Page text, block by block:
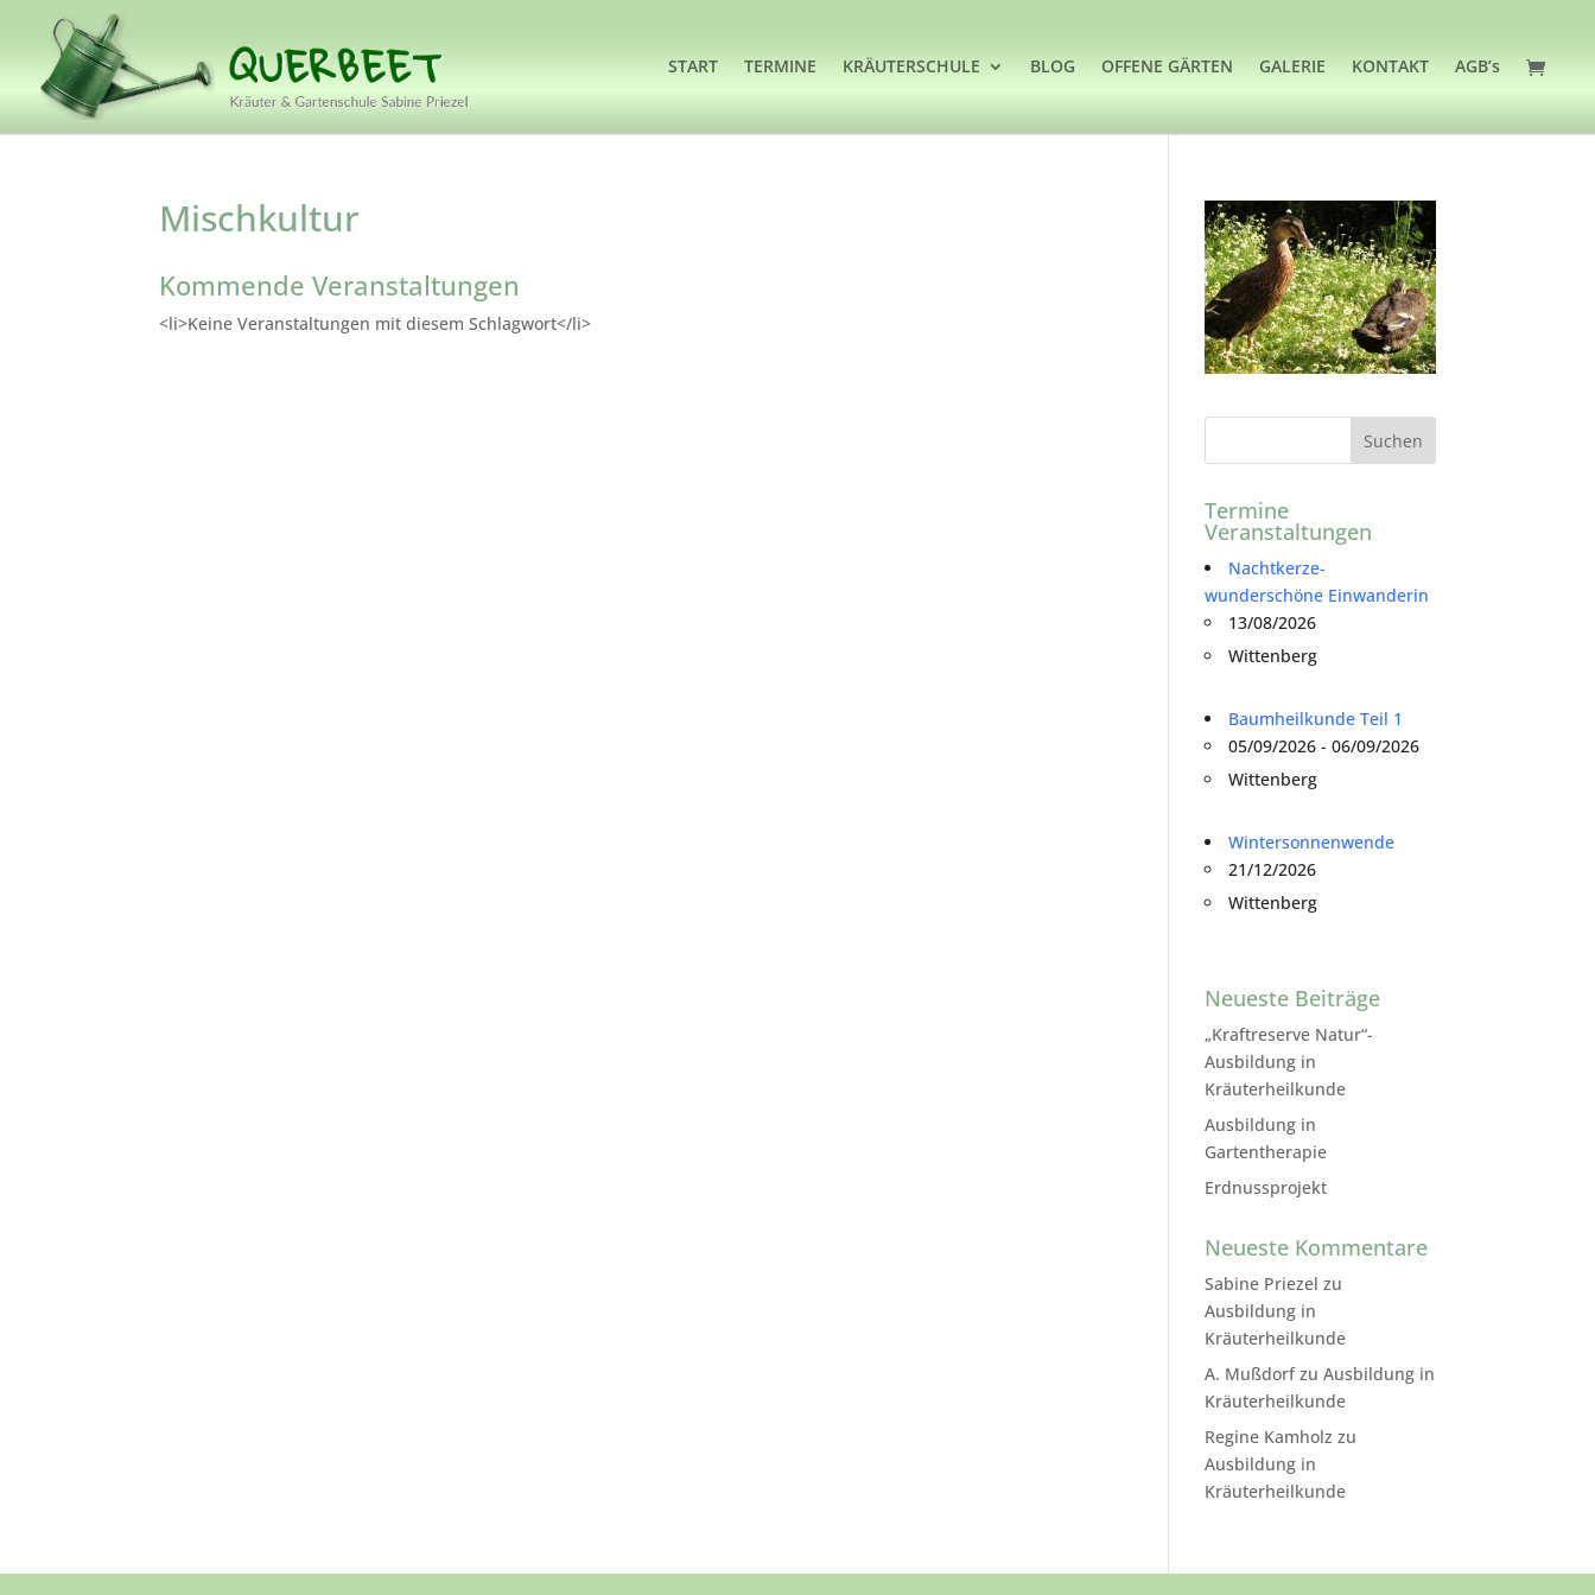
START TERMINE KRÄUTERSCHULE BLOG OFFENE GÄRTEN GALERIE KONTAKT AGB’s
Mischkultur
Kommende Veranstaltungen
<li>Keine Veranstaltungen mit diesem Schlagwort</li>
Termine
Veranstaltungen
Nachtkerze-
wunderschöne Einwanderin
13/08/2026
Wittenberg
Baumheilkunde Teil 1
05/09/2026 - 06/09/2026
Wittenberg
Wintersonnenwende
21/12/2026
Wittenberg
Neueste Beiträge
„Kraftreserve Natur“-
Ausbildung in
Kräuterheilkunde
Ausbildung in
Gartentherapie
Erdnussprojekt
Neueste Kommentare
Sabine Priezel zu
Ausbildung in
Kräuterheilkunde
A. MußdorfzuAusbildung in
Kräuterheilkunde
Regine Kamholz zu
Ausbildung in
Kräuterheilkunde